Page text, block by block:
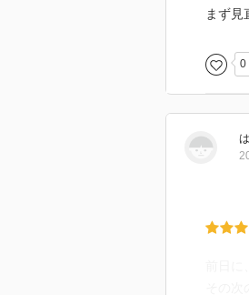
だから
彼女
とても
『め
まず見
0